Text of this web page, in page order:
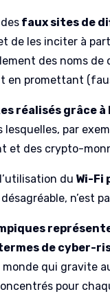
faux sites de
de les inciter à
des noms
en promettant
réalisés grâce à
par
et des crypto-
du Wi-Fi
n’est
de cyber-
qui gravite
pour